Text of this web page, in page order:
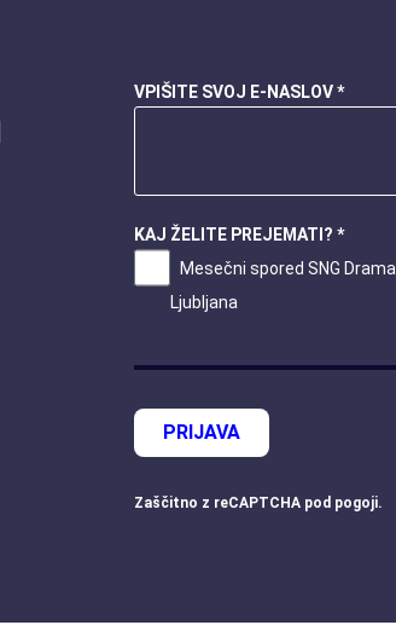
VPIŠITE SVOJ E-NASLOV *
KAJ ŽELITE PREJEMATI? *
Mesečni spored SNG Drama
Ljubljana
PRIJAVA
Zaščitno z reCAPTCHA pod pogoji.